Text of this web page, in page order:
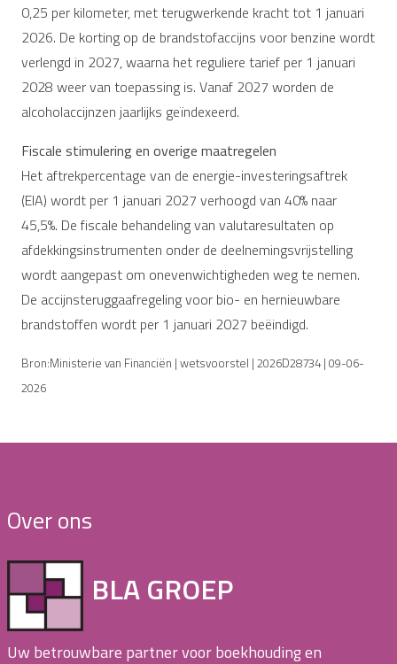
0,25 per kilometer, met terugwerkende kracht tot 1 januari
2026. De korting op de brandstofaccijns voor benzine wordt
verlengd in 2027, waarna het reguliere tarief per 1 januari
2028 weer van toepassing is. Vanaf 2027 worden de
alcoholaccijnzen jaarlijks geïndexeerd.
Fiscale stimulering en overige maatregelen
Het aftrekpercentage van de energie-investeringsaftrek
(EIA) wordt per 1 januari 2027 verhoogd van 40% naar
45,5%. De fiscale behandeling van valutaresultaten op
afdekkingsinstrumenten onder de deelnemingsvrijstelling
wordt aangepast om onevenwichtigheden weg te nemen.
De accijnsteruggaafregeling voor bio- en hernieuwbare
brandstoffen wordt per 1 januari 2027 beëindigd.
Bron:Ministerie van Financiën | wetsvoorstel | 2026D28734 | 09-06-
2026
Over ons
BLA GROEP
Uw betrouwbare partner voor boekhouding en